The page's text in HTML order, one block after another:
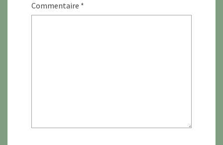
Commentaire *